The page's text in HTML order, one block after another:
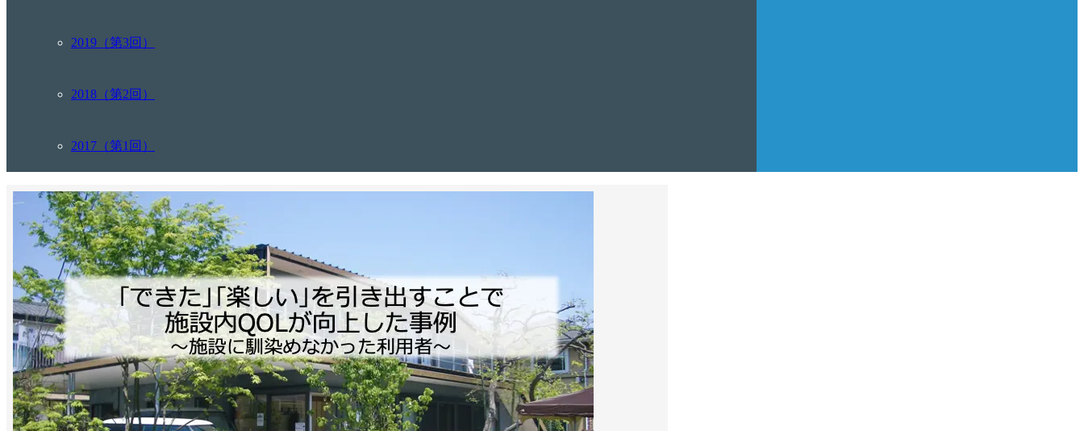
2019（第3回）
2018（第2回）
2017（第1回）